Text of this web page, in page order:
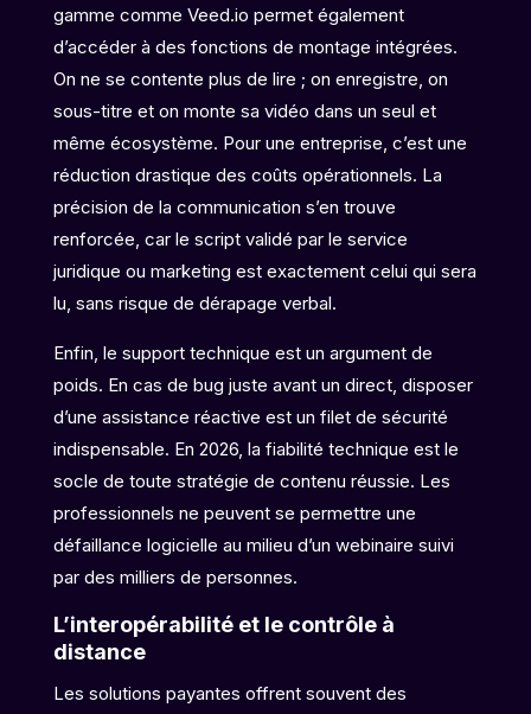
gamme comme Veed.io permet également
d’accéder à des fonctions de montage intégrées.
On ne se contente plus de lire ; on enregistre, on
sous-titre et on monte sa vidéo dans un seul et
même écosystème. Pour une entreprise, c’est une
réduction drastique des coûts opérationnels. La
précision de la communication s’en trouve
renforcée, car le script validé par le service
juridique ou marketing est exactement celui qui sera
lu, sans risque de dérapage verbal.
Enfin, le support technique est un argument de
poids. En cas de bug juste avant un direct, disposer
d’une assistance réactive est un filet de sécurité
indispensable. En 2026, la fiabilité technique est le
socle de toute stratégie de contenu réussie. Les
professionnels ne peuvent se permettre une
défaillance logicielle au milieu d’un webinaire suivi
par des milliers de personnes.
L’interopérabilité et le contrôle à
distance
Les solutions payantes offrent souvent des